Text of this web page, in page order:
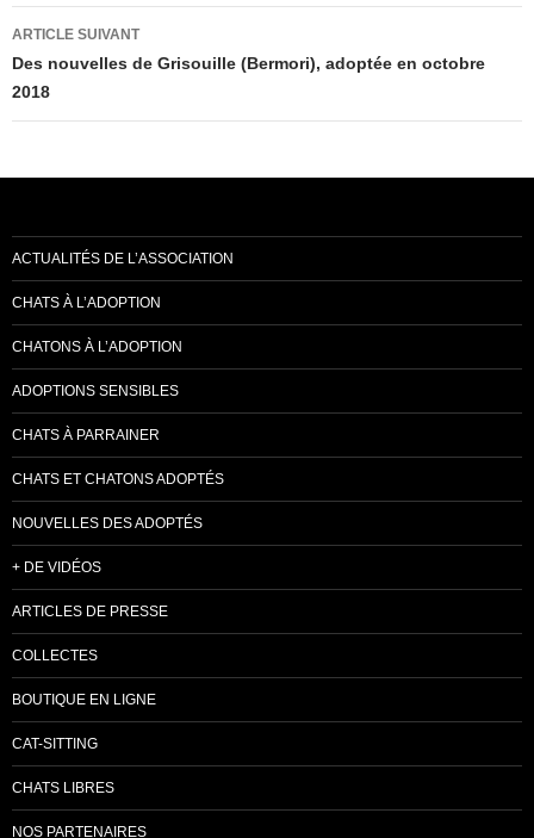
articles
ARTICLE SUIVANT
Des nouvelles de Grisouille (Bermori), adoptée en octobre
2018
ACTUALITÉS DE L’ASSOCIATION
CHATS À L’ADOPTION
CHATONS À L’ADOPTION
ADOPTIONS SENSIBLES
CHATS À PARRAINER
CHATS ET CHATONS ADOPTÉS
NOUVELLES DES ADOPTÉS
+ DE VIDÉOS
ARTICLES DE PRESSE
COLLECTES
BOUTIQUE EN LIGNE
CAT-SITTING
CHATS LIBRES
NOS PARTENAIRES